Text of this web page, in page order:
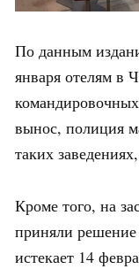
По данным
января отелям в
вынос, полиция
таких
Кроме того, на
приняли решение
истекает 14